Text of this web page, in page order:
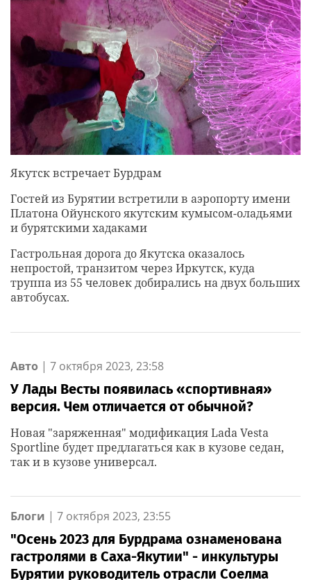
Якутск встречает Бурдрам
Гостей из Бурятии встретили в аэропорту имени
Платона Ойунского якутским кумысом-оладьями
и бурятскими хадаками
Гастрольная дорога до Якутска оказалось
непростой, транзитом через Иркутск, куда
труппа из 55 человек добирались на двух больших
автобусах.
Авто | 7 октября 2023, 23:58
У Лады Весты появилась «спортивная»
версия. Чем отличается от обычной?
Новая "заряженная" модификация Lada Vesta
Sportline будет предлагаться как в кузове седан,
так и в кузове универсал.
Блоги | 7 октября 2023, 23:55
"Осень 2023 для Бурдрама ознаменована
гастролями в Саха-Якутии" - инкультуры
Бурятии руководитель отрасли Соелма